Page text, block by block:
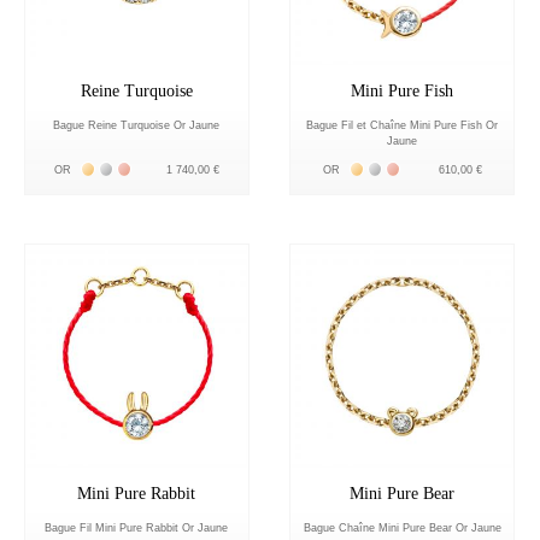
Reine Turquoise
Bague Reine Turquoise Or Jaune
OR Жёлтое золото 18К
Белое золото 18К
Розовое золото 18К
1 740,00 €
Mini Pure Fish
Bague Fil et Chaîne Mini Pure Fish Or
Jaune
OR Жёлтое золото 18К
Белое золото 18К
Розовое золото 18К
610,00 €
Mini Pure Rabbit
Bague Fil Mini Pure Rabbit Or Jaune
Mini Pure Bear
Bague Chaîne Mini Pure Bear Or Jaune